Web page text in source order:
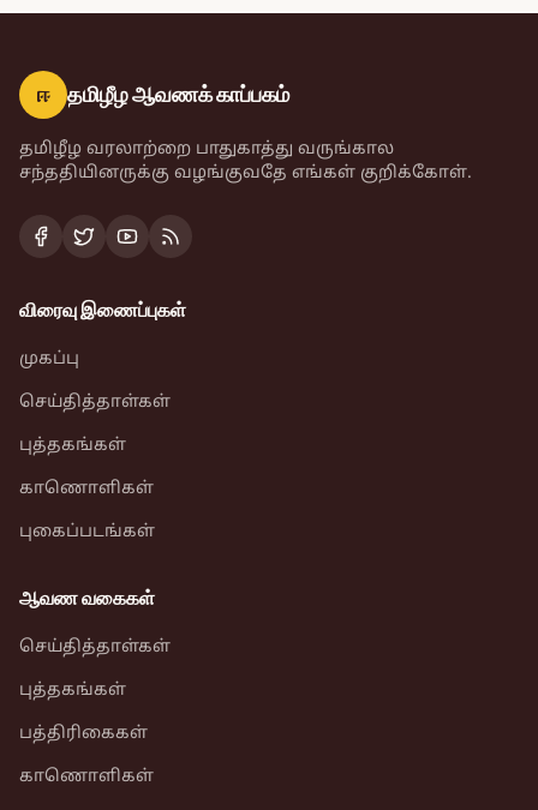
ஈ தமிழீழ ஆவணக் காப்பகம்
தமிழீழ வரலாற்றை பாதுகாத்து வருங்கால
சந்ததியினருக்கு வழங்குவதே எங்கள் குறிக்கோள்.
விரைவு இணைப்புகள்
முகப்பு
செய்தித்தாள்கள்
புத்தகங்கள்
காணொளிகள்
புகைப்படங்கள்
ஆவண வகைகள்
செய்தித்தாள்கள்
புத்தகங்கள்
பத்திரிகைகள்
காணொளிகள்